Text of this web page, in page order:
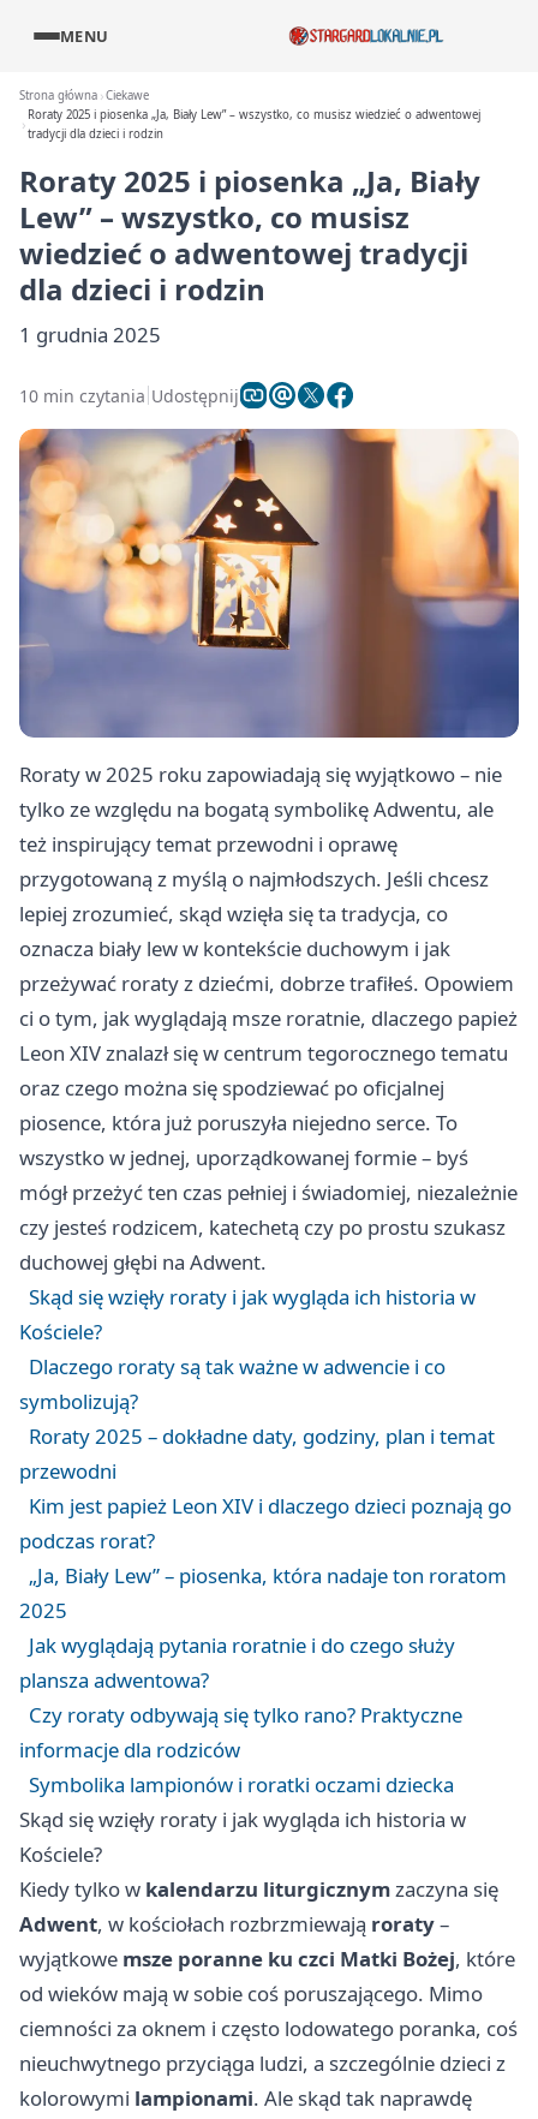
MENU
Strona główna Ciekawe
Roraty 2025 i piosenka „Ja, Biały Lew” – wszystko, co musisz wiedzieć o adwentowej
tradycji dla dzieci i rodzin
Roraty 2025 i piosenka „Ja, Biały
Lew” – wszystko, co musisz
wiedzieć o adwentowej tradycji
dla dzieci i rodzin
1 grudnia 2025
10 min czytania Udostępnij
Roraty w 2025 roku zapowiadają się wyjątkowo – nie
tylko ze względu na bogatą symbolikę Adwentu, ale
też inspirujący temat przewodni i oprawę
przygotowaną z myślą o najmłodszych. Jeśli chcesz
lepiej zrozumieć, skąd wzięła się ta tradycja, co
oznacza biały lew w kontekście duchowym i jak
przeżywać roraty z dziećmi, dobrze trafiłeś. Opowiem
ci o tym, jak wyglądają msze roratnie, dlaczego papież
Leon XIV znalazł się w centrum tegorocznego tematu
oraz czego można się spodziewać po oficjalnej
piosence, która już poruszyła niejedno serce. To
wszystko w jednej, uporządkowanej formie – byś
mógł przeżyć ten czas pełniej i świadomiej, niezależnie
czy jesteś rodzicem, katechetą czy po prostu szukasz
duchowej głębi na Adwent.
Skąd się wzięły roraty i jak wygląda ich historia w
Kościele?
Dlaczego roraty są tak ważne w adwencie i co
symbolizują?
Roraty 2025 – dokładne daty, godziny, plan i temat
przewodni
Kim jest papież Leon XIV i dlaczego dzieci poznają go
podczas rorat?
„Ja, Biały Lew” – piosenka, która nadaje ton roratom
2025
Jak wyglądają pytania roratnie i do czego służy
plansza adwentowa?
Czy roraty odbywają się tylko rano? Praktyczne
informacje dla rodziców
Symbolika lampionów i roratki oczami dziecka
Skąd się wzięły roraty i jak wygląda ich historia w
Kościele?
Kiedy tylko w kalendarzu liturgicznymzaczyna się
Adwent, w kościołach rozbrzmiewają roraty–
wyjątkowe msze poranne ku czci Matki Bożej, które
od wieków mają w sobie coś poruszającego. Mimo
ciemności za oknem i często lodowatego poranka, coś
nieuchwytnego przyciąga ludzi, a szczególnie dzieci z
kolorowymi lampionami. Ale skąd tak naprawdę